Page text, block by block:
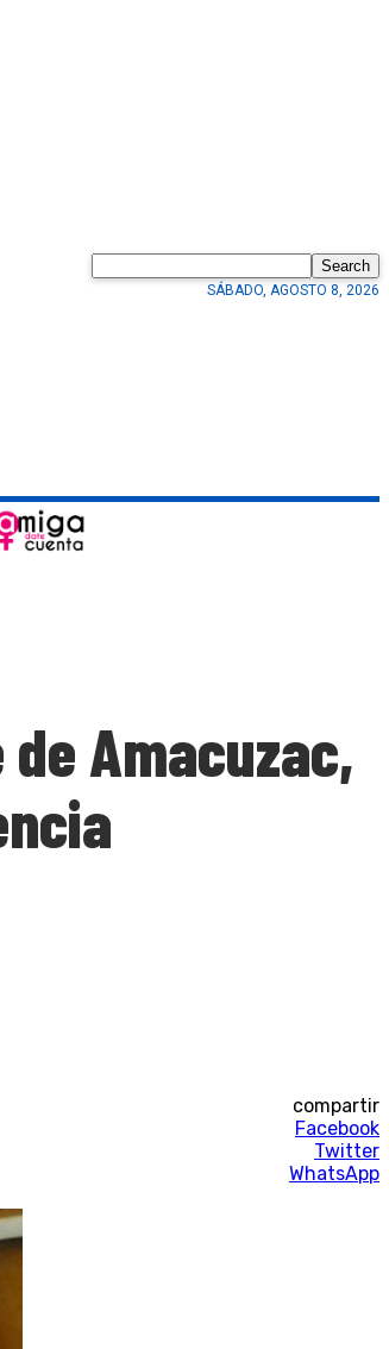
Search
SÁBADO, AGOSTO 8, 2026
Amacuzac,
compartir
Facebook
Twitter
WhatsApp